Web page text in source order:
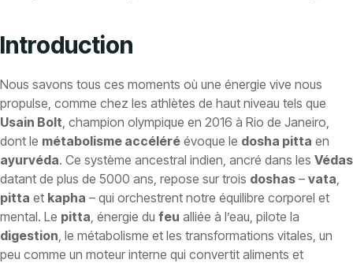
Introduction
Nous savons tous ces moments où une énergie vive nous
propulse, comme chez les athlètes de haut niveau tels que
Usain Bolt , champion olympique en 2016 à Rio de Janeiro,
dont le métabolisme accéléré évoque le dosha pitta en
ayurvéda. Ce système ancestral indien, ancré dans les Védas
datant de plus de 5000 ans, repose sur trois doshas – vata
pitta et kapha – qui orchestrent notre équilibre corporel et
mental. Le pitta , énergie du feu alliée à l’eau, pilote la
digestion , le métabolisme et les transformations vitales, un
peu comme un moteur interne qui convertit aliments et